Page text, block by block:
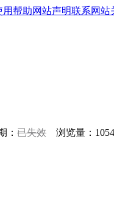
用帮助网站声明联系网站
： 已失效 浏览量：